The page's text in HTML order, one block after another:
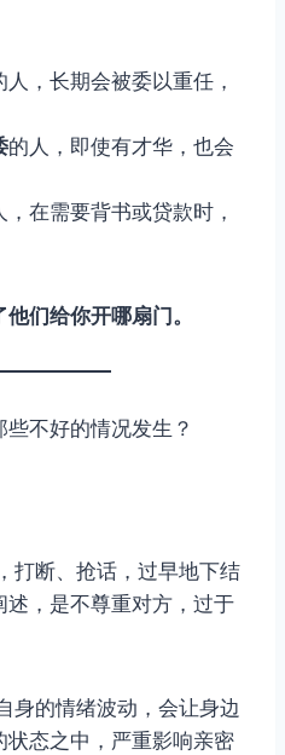
人，长期会被委以重任，
的人，即使有才华，也会
，在需要背书或贷款时，
们给你开哪扇门。
不好的情况发生？
打断、抢话，过早地下结
，是不尊重对方，过于
身的情绪波动，会让身边
态之中，严重影响亲密